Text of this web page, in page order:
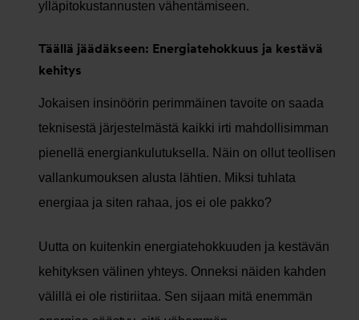
ylläpitokustannusten vähentämiseen.
Täällä jäädäkseen: Energiatehokkuus ja kestävä
kehitys
Jokaisen insinöörin perimmäinen tavoite on saada
teknisestä järjestelmästä kaikki irti mahdollisimman
pienellä energiankulutuksella. Näin on ollut teollisen
vallankumouksen alusta lähtien. Miksi tuhlata
energiaa ja siten rahaa, jos ei ole pakko?
Uutta on kuitenkin energiatehokkuuden ja kestävän
kehityksen välinen yhteys. Onneksi näiden kahden
välillä ei ole ristiriitaa. Sen sijaan mitä enemmän